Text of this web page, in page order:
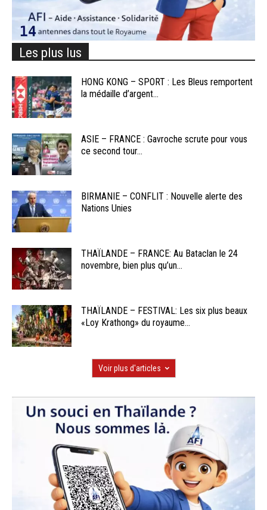
Les plus lus
HONG KONG – SPORT : Les Bleus remportent
la médaille d’argent...
ASIE – FRANCE : Gavroche scrute pour vous
ce second tour...
BIRMANIE – CONFLIT : Nouvelle alerte des
Nations Unies
THAÏLANDE – FRANCE: Au Bataclan le 24
novembre, bien plus qu’un...
THAÏLANDE – FESTIVAL: Les six plus beaux
«Loy Krathong» du royaume...
Voir plus d'articles